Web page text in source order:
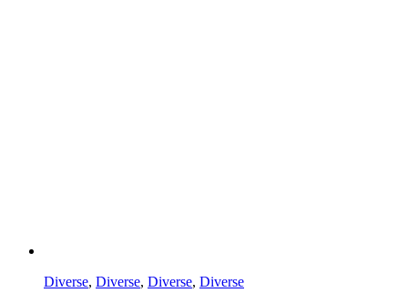
Diverse, Diverse, Diverse, Diverse